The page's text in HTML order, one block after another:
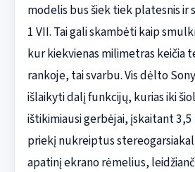
modelis bus šiek tiek platesnis ir
1 VII. Tai gali skambėti kaip
kur kiekvienas milimetras keičia
rankoje, tai svarbu. Vis dėlto
išlaikyti dalį funkcijų, kurias iki
ištikimiausi gerbėjai, įskaitant
priekį nukreiptus
apatinį ekrano rėmelius,